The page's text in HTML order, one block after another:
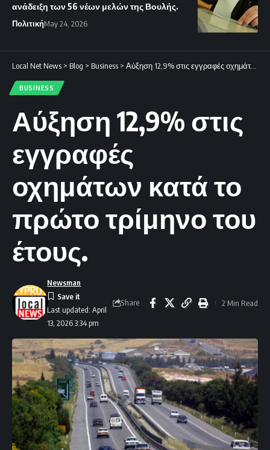
ανάδειξη των 56 νέων μελών της Βουλής.
ΠολιτικήMay 24, 2026
Local Net News > Blog > Business > Αύξηση 12,9% στις εγγραφές οχημάτων κατά το πρώτο τρίμηνο του έτους.
BUSINESS
Αύξηση 12,9% στις
εγγραφές
οχημάτων κατά το
πρώτο τρίμηνο του
έτους.
Last updated: April
13, 2026 3:34 pm
Newsman
Share 2 Min Read